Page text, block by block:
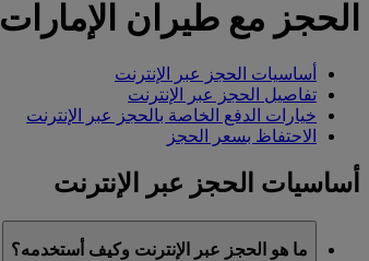
الحجز مع طيران الإمارات
أساسيات الحجز عبر الإنترنت
تفاصيل الحجز عبر الإنترنت
خيارات الدفع الخاصة بالحجز عبر الإنترنت
الاحتفاظ بسعر الحجز
أساسيات الحجز عبر الإنترنت
ما هو الحجز عبر الإنترنت وكيف أستخدمه؟